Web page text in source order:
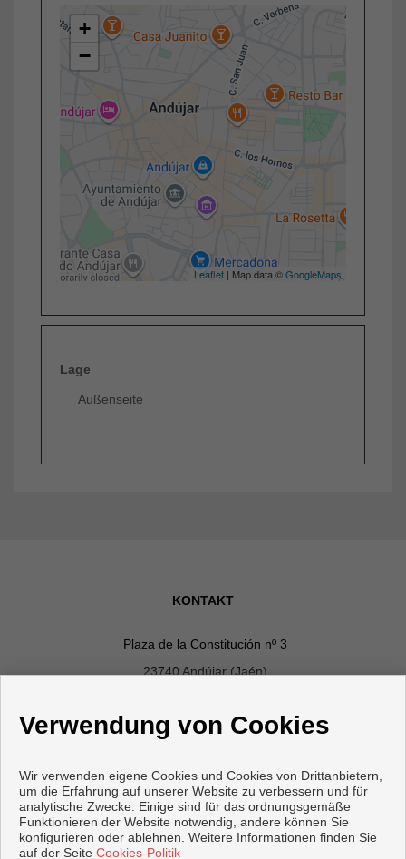
+
−
Leaflet | Map data ©GoogleMaps
Lage
Außenseite
KONTAKT
Plaza de la Constitución nº 3
23740 Andújar (Jaén)
+34 953515191
Von Montag bis Freitag : 09:30 - 14:00 und 17:30 - 20:30
Verwendung von Cookies
Wir verwenden eigene Cookies und Cookies von Drittanbietern,
um die Erfahrung auf unserer Website zu verbessern und für
analytische Zwecke. Einige sind für das ordnungsgemäße
Funktionieren der Website notwendig, andere können Sie
konfigurieren oder ablehnen. Weitere Informationen finden Sie
auf der Seite Cookies-Politik